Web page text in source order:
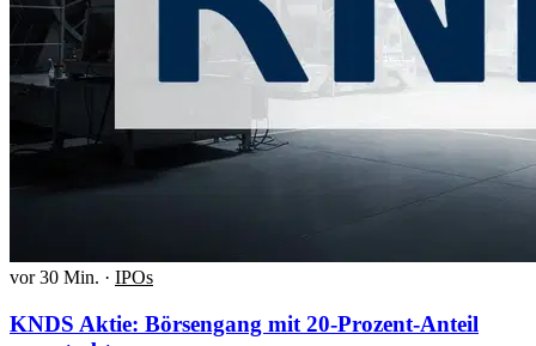
vor 30 Min. · IPOs
KNDS Aktie: Börsengang mit 20-Prozent-Anteil